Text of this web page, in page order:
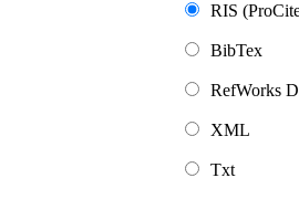
RIS
BibTex
RefWorks
XML
Txt